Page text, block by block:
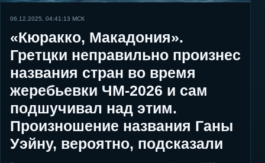
06.12.2025, 04:41:13 МСК
«Кюракко, Макадония».
Гретцки неправильно произнес
названия стран во время
жеребьевки ЧМ-2026 и сам
подшучивал над этим.
Произношение названия Ганы
Уэйну, вероятно, подсказали